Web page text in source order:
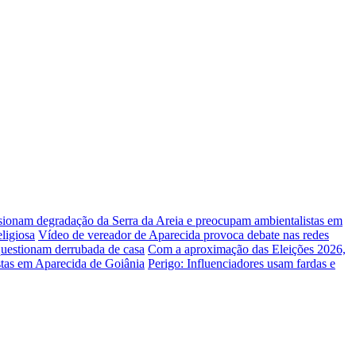
degradação da Serra da Areia e preocupam ambientalistas em
Vídeo de vereador de Aparecida provoca debate nas redes
derrubada de casa Com a aproximação das Eleições 2026,
em Aparecida de Goiânia Perigo: Influenciadores usam fardas e